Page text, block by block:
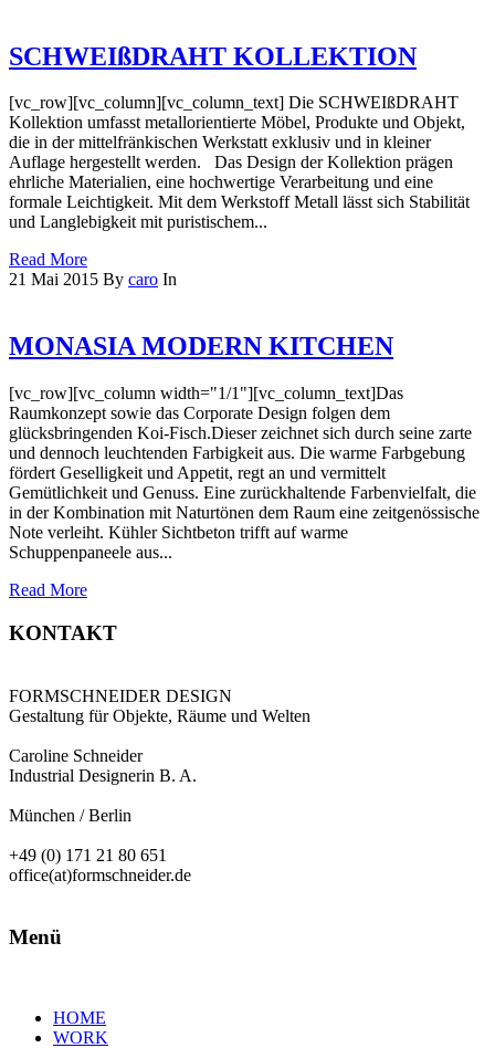
SCHWEIßDRAHT KOLLEKTION
[vc_row][vc_column][vc_column_text] Die SCHWEIßDRAHT
Kollektion umfasst metallorientierte Möbel, Produkte und Objekt,
die in der mittelfränkischen Werkstatt exklusiv und in kleiner
Auflage hergestellt werden. Das Design der Kollektion prägen
ehrliche Materialien, eine hochwertige Verarbeitung und eine
formale Leichtigkeit. Mit dem Werkstoff Metall lässt sich Stabilität
und Langlebigkeit mit puristischem...
Read More
21 Mai 2015 By caro In
MONASIA MODERN KITCHEN
[vc_row][vc_column width="1/1"][vc_column_text]Das
Raumkonzept sowie das Corporate Design folgen dem
glücksbringenden Koi-Fisch.Dieser zeichnet sich durch seine zarte
und dennoch leuchtenden Farbigkeit aus. Die warme Farbgebung
fördert Geselligkeit und Appetit, regt an und vermittelt
Gemütlichkeit und Genuss. Eine zurückhaltende Farbenvielfalt, die
in der Kombination mit Naturtönen dem Raum eine zeitgenössische
Note verleiht. Kühler Sichtbeton trifft auf warme
Schuppenpaneele aus...
Read More
KONTAKT
FORMSCHNEIDER DESIGN
Gestaltung für Objekte, Räume und Welten
Caroline Schneider
Industrial Designerin B. A.
München / Berlin
+49 (0) 171 21 80 651
office(at)formschneider.de
Menü
HOME
WORK